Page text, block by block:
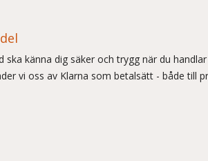
ska känna dig säker och trygg när du
vi oss av Klarna som betalsätt - både till